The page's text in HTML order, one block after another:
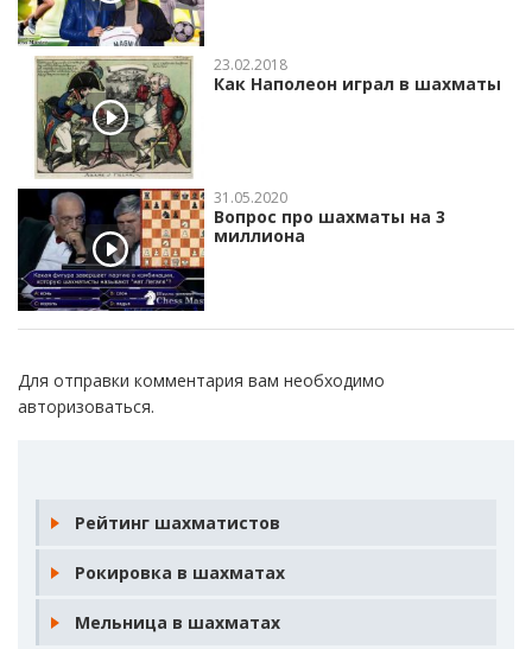
23.02.2018
Как Наполеон играл в шахматы
31.05.2020
Вопрос про шахматы на 3
миллиона
Для отправки комментария вам необходимо
авторизоваться.
Рейтинг шахматистов
Рокировка в шахматах
Мельница в шахматах